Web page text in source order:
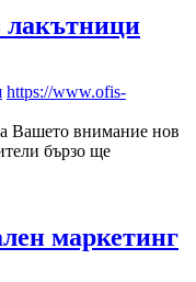
лакътници
https://www.ofis-
Вашето внимание нов
бързо ще
маркетинг